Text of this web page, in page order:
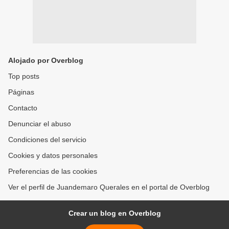
Alojado por Overblog
Top posts
Páginas
Contacto
Denunciar el abuso
Condiciones del servicio
Cookies y datos personales
Preferencias de las cookies
Ver el perfil de Juandemaro Querales en el portal de Overblog
Crear un blog en Overblog